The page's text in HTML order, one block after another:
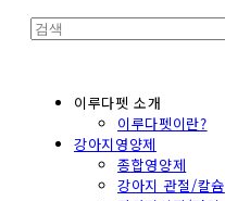
이루다펫 소개
이루다펫이란?
강아지영양제
종합영양제
강아지 관절/칼슘